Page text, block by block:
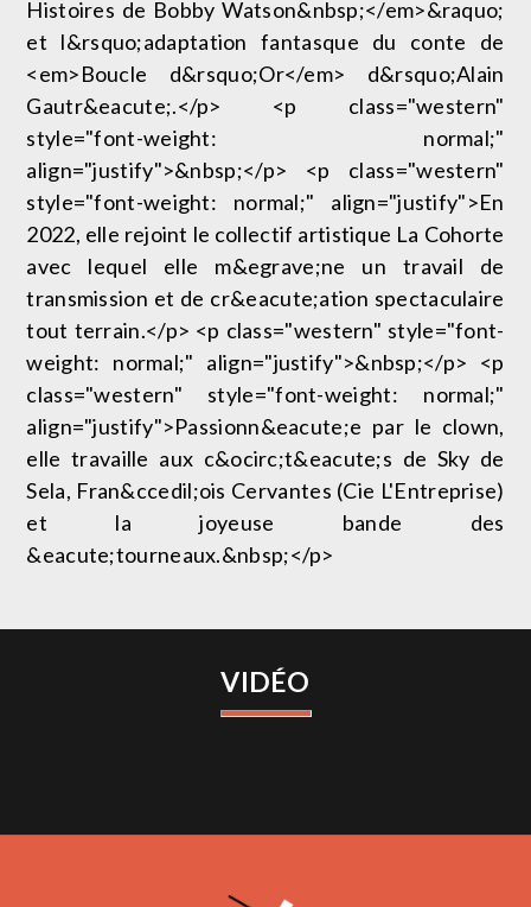
Histoires de Bobby Watson&nbsp;</em>&raquo;
et l&rsquo;adaptation fantasque du conte de
<em>Boucle d&rsquo;Or</em> d&rsquo;Alain
Gautr&eacute;.</p> <p class="western"
style="font-weight: normal;"
align="justify">&nbsp;</p> <p class="western"
style="font-weight: normal;" align="justify">En
2022, elle rejoint le collectif artistique La Cohorte
avec lequel elle m&egrave;ne un travail de
transmission et de cr&eacute;ation spectaculaire
tout terrain.</p> <p class="western" style="font-
weight: normal;" align="justify">&nbsp;</p> <p
class="western" style="font-weight: normal;"
align="justify">Passionn&eacute;e par le clown,
elle travaille aux c&ocirc;t&eacute;s de Sky de
Sela, Fran&ccedil;ois Cervantes (Cie L'Entreprise)
et la joyeuse bande des
&eacute;tourneaux.&nbsp;</p>
VIDÉO